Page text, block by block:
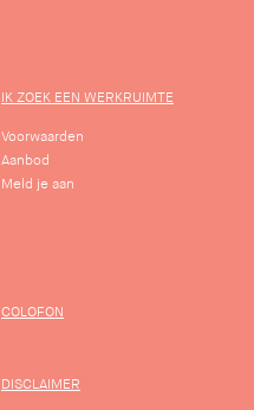
IK ZOEK EEN WERKRUIMTE
Voorwaarden
Aanbod
Meld je aan
COLOFON
DISCLAIMER